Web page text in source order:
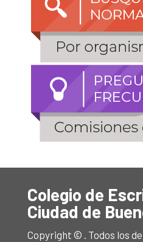
Colegio de
Ciudad de
Copyright © . Todos los